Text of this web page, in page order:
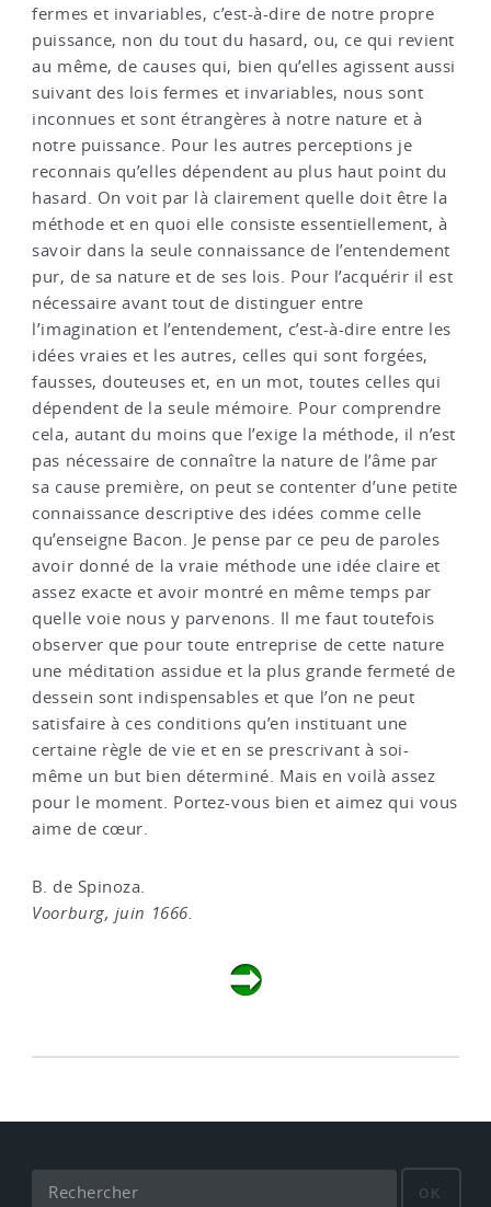
fermes et invariables, c’est-à-dire de notre propre
puissance, non du tout du hasard, ou, ce qui revient
au même, de causes qui, bien qu’elles agissent aussi
suivant des lois fermes et invariables, nous sont
inconnues et sont étrangères à notre nature et à
notre puissance. Pour les autres perceptions je
reconnais qu’elles dépendent au plus haut point du
hasard. On voit par là clairement quelle doit être la
méthode et en quoi elle consiste essentiellement, à
savoir dans la seule connaissance de l’entendement
pur, de sa nature et de ses lois. Pour l’acquérir il est
nécessaire avant tout de distinguer entre
l’imagination et l’entendement, c’est-à-dire entre les
idées vraies et les autres, celles qui sont forgées,
fausses, douteuses et, en un mot, toutes celles qui
dépendent de la seule mémoire. Pour comprendre
cela, autant du moins que l’exige la méthode, il n’est
pas nécessaire de connaître la nature de l’âme par
sa cause première, on peut se contenter d’une petite
connaissance descriptive des idées comme celle
qu’enseigne Bacon. Je pense par ce peu de paroles
avoir donné de la vraie méthode une idée claire et
assez exacte et avoir montré en même temps par
quelle voie nous y parvenons. Il me faut toutefois
observer que pour toute entreprise de cette nature
une méditation assidue et la plus grande fermeté de
dessein sont indispensables et que l’on ne peut
satisfaire à ces conditions qu’en instituant une
certaine règle de vie et en se prescrivant à soi-
même un but bien déterminé. Mais en voilà assez
pour le moment. Portez-vous bien et aimez qui vous
aime de cœur.
B. de Spinoza.
Voorburg, juin 1666.
OK